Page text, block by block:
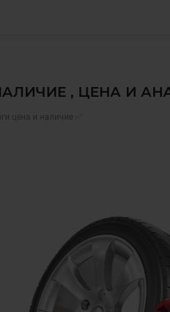
НАЛИЧИЕ , ЦЕНА И
цена и наличие ✅